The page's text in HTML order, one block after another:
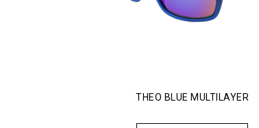
THEO BLUE MULTILAYER